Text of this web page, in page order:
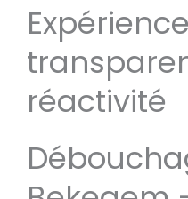
réactivité